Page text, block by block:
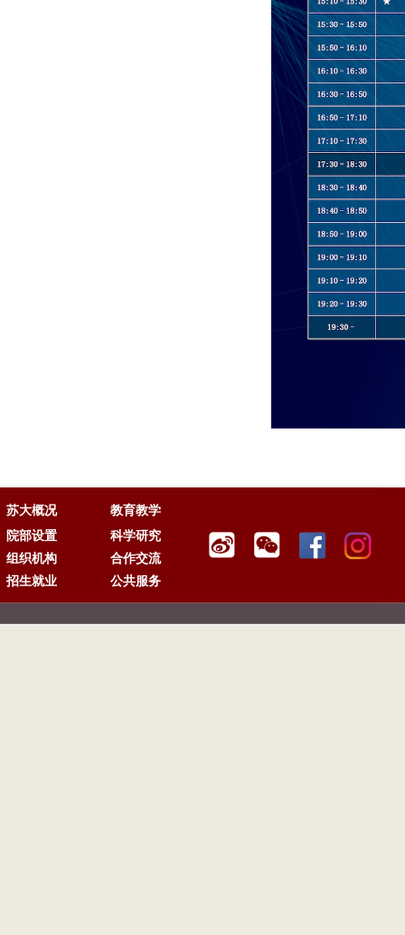
苏大概况
教育教学
院部设置
科学研究
组织机构
合作交流
招生就业
公共服务